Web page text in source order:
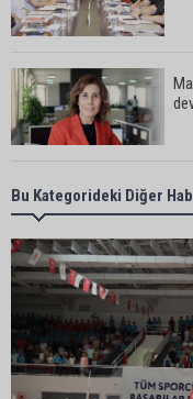
Bu Kategorideki Diğer